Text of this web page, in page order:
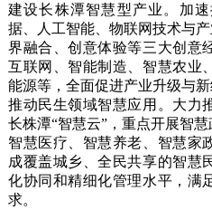
建设长株潭智慧型产业。加
据、人工智能、物联网技术与
界融合、创意体验等三大创意
互联网、智能制造、智慧农业
能源等，全面促进产业升级与新
推动民生领域智慧应用。大力
长株潭“智慧云”，重点开展智
智慧医疗、智慧养老、智慧家
成覆盖城乡、全民共享的智慧
化协同和精细化管理水平，满
求。